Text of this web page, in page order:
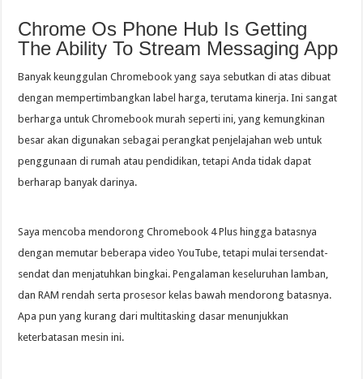
Chrome Os Phone Hub Is Getting
The Ability To Stream Messaging App
Banyak keunggulan Chromebook yang saya sebutkan di atas dibuat
dengan mempertimbangkan label harga, terutama kinerja. Ini sangat
berharga untuk Chromebook murah seperti ini, yang kemungkinan
besar akan digunakan sebagai perangkat penjelajahan web untuk
penggunaan di rumah atau pendidikan, tetapi Anda tidak dapat
berharap banyak darinya.
Saya mencoba mendorong Chromebook 4 Plus hingga batasnya
dengan memutar beberapa video YouTube, tetapi mulai tersendat-
sendat dan menjatuhkan bingkai. Pengalaman keseluruhan lamban,
dan RAM rendah serta prosesor kelas bawah mendorong batasnya.
Apa pun yang kurang dari multitasking dasar menunjukkan
keterbatasan mesin ini.